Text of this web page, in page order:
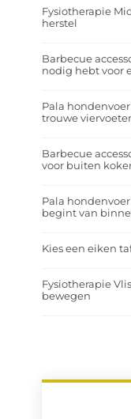
Fysiotherapie
herstel
Barbecue
nodig hebt voor
Pala
trouwe viervoeter
Barbecue
voor buiten
Pala
begint van
Kies een eiken
Fysiotherapie
bewegen